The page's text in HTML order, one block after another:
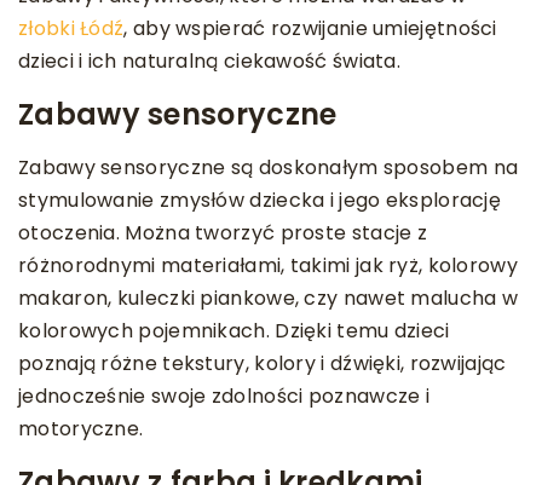
złobki Łódź, aby wspierać rozwijanie umiejętności
dzieci i ich naturalną ciekawość świata.
Zabawy sensoryczne
Zabawy sensoryczne są doskonałym sposobem na
stymulowanie zmysłów dziecka i jego eksplorację
otoczenia. Można tworzyć proste stacje z
różnorodnymi materiałami, takimi jak ryż, kolorowy
makaron, kuleczki piankowe, czy nawet malucha w
kolorowych pojemnikach. Dzięki temu dzieci
poznają różne tekstury, kolory i dźwięki, rozwijając
jednocześnie swoje zdolności poznawcze i
motoryczne.